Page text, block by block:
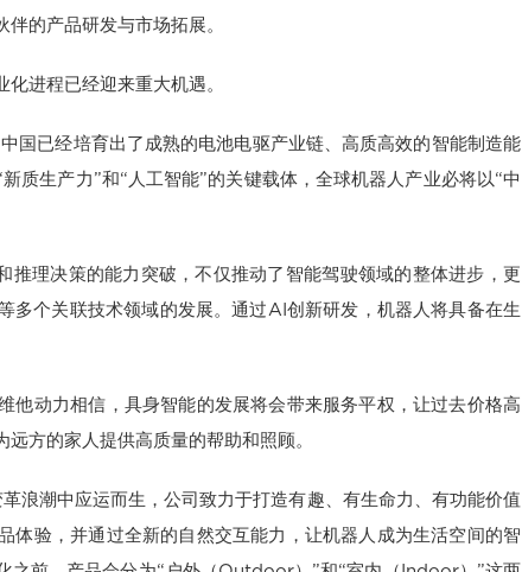
的产品研发与市场拓展。
进程已经迎来重大机遇。
国已经培育出了成熟的电池电驱产业链、高质高效的智能制造能
质生产力”和“人工智能”的关键载体，全球机器人产业必将以“中
理决策的能力突破，不仅推动了智能驾驶领域的整体进步，更
多个关联技术领域的发展。通过AI创新研发，机器人将具备在生
他动力相信，具身智能的发展将会带来服务平权，让过去价格高
方的家人提供高质量的帮助和照顾。
浪潮中应运而生，公司致力于打造有趣、有生命力、有功能价值
体验，并通过全新的自然交互能力，让机器人成为生活空间的智